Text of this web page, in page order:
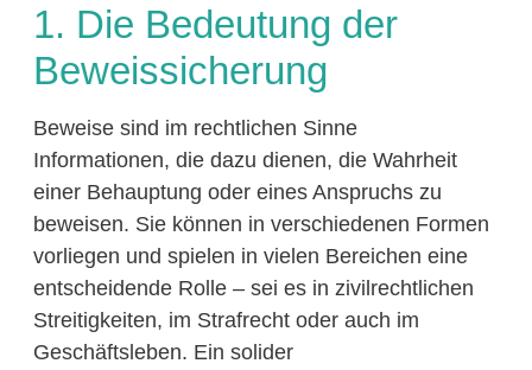
1. Die Bedeutung der
Beweissicherung
Beweise sind im rechtlichen Sinne
Informationen, die dazu dienen, die Wahrheit
einer Behauptung oder eines Anspruchs zu
beweisen. Sie können in verschiedenen Formen
vorliegen und spielen in vielen Bereichen eine
entscheidende Rolle – sei es in zivilrechtlichen
Streitigkeiten, im Strafrecht oder auch im
Geschäftsleben. Ein solider